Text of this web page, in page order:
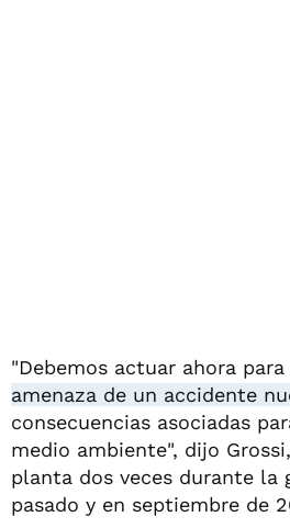
"Debemos actuar ahora
amenaza de un accidente
consecuencias asociadas
medio ambiente", dijo
planta dos veces durante la
pasado y en septiembre de